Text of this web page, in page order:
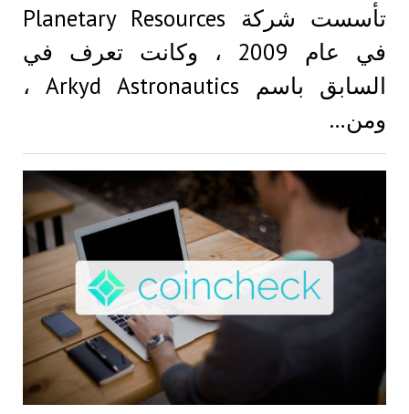
تأسست شركة Planetary Resources
في عام 2009 ، وكانت تعرف في
السابق باسم Arkyd Astronautics ،
ومن…